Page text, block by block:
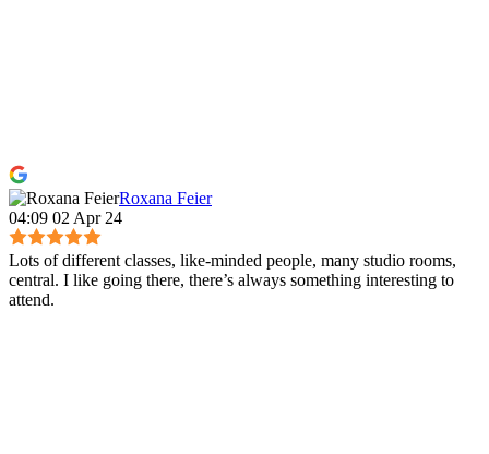
Roxana Feier
04:09 02 Apr 24
Lots of different classes, like-minded people, many studio rooms,
central. I like going there, there’s always something interesting to
attend.